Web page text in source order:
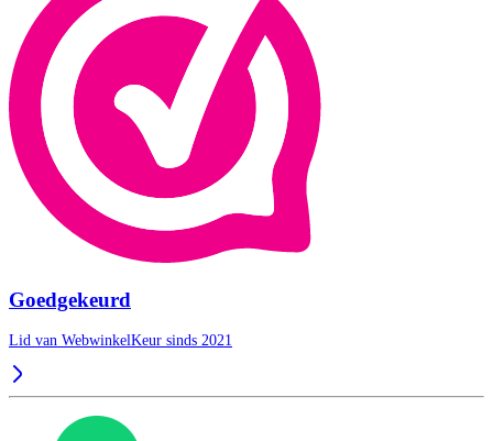
Goedgekeurd
Lid van WebwinkelKeur sinds 2021